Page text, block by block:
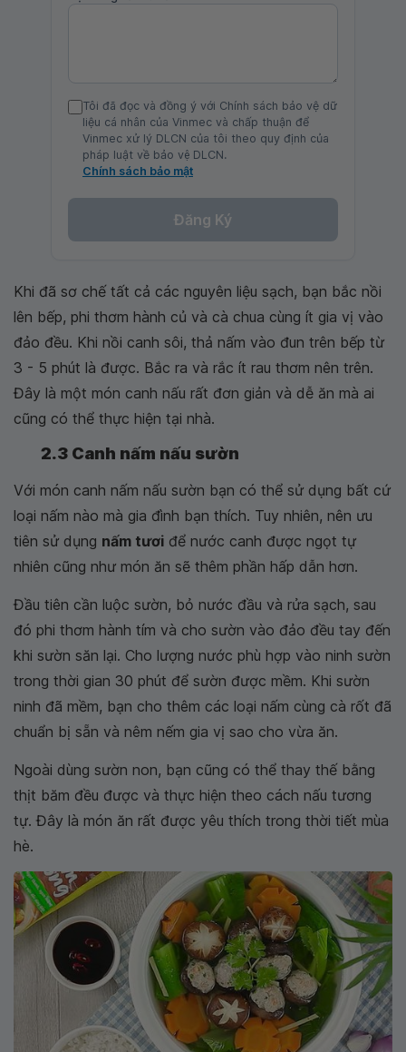
Tôi đã đọc và đồng ý với Chính sách bảo vệ dữ
liệu cá nhân của Vinmec và chấp thuận để
Vinmec xử lý DLCN của tôi theo quy định của
pháp luật về bảo vệ DLCN.
Chính sách bảo mật
Đăng Ký
Khi đã sơ chế tất cả các nguyên liệu sạch, bạn bắc nồi
lên bếp, phi thơm hành củ và cà chua cùng ít gia vị vào
đảo đều. Khi nồi canh sôi, thả nấm vào đun trên bếp từ
3 - 5 phút là được. Bắc ra và rắc ít rau thơm nên trên.
Đây là một món canh nấu rất đơn giản và dễ ăn mà ai
cũng có thể thực hiện tại nhà.
2.3 Canh nấm nấu sườn
Với món canh nấm nấu sườn bạn có thể sử dụng bất cứ
loại nấm nào mà gia đình bạn thích. Tuy nhiên, nên ưu
tiên sử dụng nấm tươi để nước canh được ngọt tự
nhiên cũng như món ăn sẽ thêm phần hấp dẫn hơn.
Đầu tiên cần luộc sườn, bỏ nước đầu và rửa sạch, sau
đó phi thơm hành tím và cho sườn vào đảo đều tay đến
khi sườn săn lại. Cho lượng nước phù hợp vào ninh sườn
trong thời gian 30 phút để sườn được mềm. Khi sườn
ninh đã mềm, bạn cho thêm các loại nấm cùng cà rốt đã
chuẩn bị sẵn và nêm nếm gia vị sao cho vừa ăn.
Ngoài dùng sườn non, bạn cũng có thể thay thế bằng
thịt băm đều được và thực hiện theo cách nấu tương
tự. Đây là món ăn rất được yêu thích trong thời tiết mùa
hè.